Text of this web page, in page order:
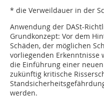
* die Verweildauer in der
Anwendung der DASt-
Grundkonzept: Vor dem
Schäden, der möglichen
vorliegenden Erkenntnisse
die Einführung einer
zukünftig kritische
werden.